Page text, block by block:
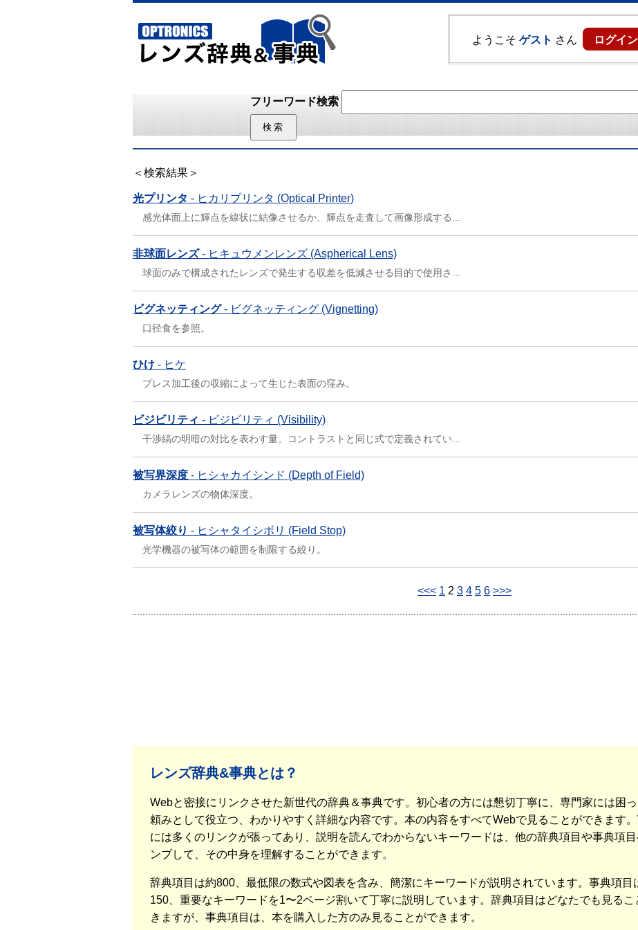
ようこそ ゲスト さん ログイン
フリーワード検索
＜検索結果＞
光プリンタ - ヒカリプリンタ (Optical Printer)
感光体面上に輝点を線状に結像させるか、輝点を走査して画像形成する...
非球面レンズ- ヒキュウメンレンズ (Aspherical Lens)
球面のみで構成されたレンズで発生する収差を低減させる目的で使用さ...
ビグネッティング- ビグネッティング (Vignetting)
口径食を参照。
ひけ - ヒケ
プレス加工後の収縮によって生じた表面の窪み。
ビジビリティ - ビジビリティ (Visibility)
干渉縞の明暗の対比を表わす量。コントラストと同じ式で定義されてい...
被写界深度 - ヒシャカイシンド (Depth of Field)
カメラレンズの物体深度。
被写体絞り - ヒシャタイシボリ (Field Stop)
光学機器の被写体の範囲を制限する絞り。
<<< 1 2 3 4 5 6 >>>
レンズ辞典&事典とは？
Webと密接にリンクさせた新世代の辞典＆事典です。初心者の方には懇切丁寧に、専門家には困
頼みとして役立つ、わかりやすく詳細な内容です。本の内容をすべてWebで見ることができます
には多くのリンクが張ってあり、説明を読んでわからないキーワードは、他の辞典項目や事典項目
ンプして、その中身を理解することができます。
辞典項目は約800、最低限の数式や図表を含み、簡潔にキーワードが説明されています。事典項目
150、重要なキーワードを1〜2ページ割いて丁寧に説明しています。辞典項目はどなたでも見るこ
きますが、事典項目は、本を購入した方のみ見ることができます。